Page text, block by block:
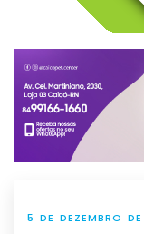
5 DE DEZEMBRO